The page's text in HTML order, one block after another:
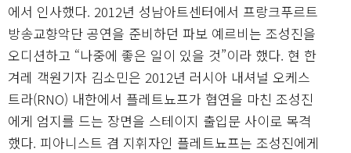
에서 인사했다. 2012년 성남아트센터에서 프랑크푸르트
방송교향악단 공연을 준비하던 파보 예르비는 조성진을
오디션하고 “나중에 좋은 일이 있을 것”이라 했다. 현 한
겨레 객원기자 김소민은 2012년 러시아 내셔널 오케스
트라(RNO) 내한에서 플레트뇨프가 협연을 마친 조성진
에게 엄지를 드는 장면을 스테이지 출입문 사이로 목격
했다. 피아니스트 겸 지휘자인 플레트뇨프는 조성진에게